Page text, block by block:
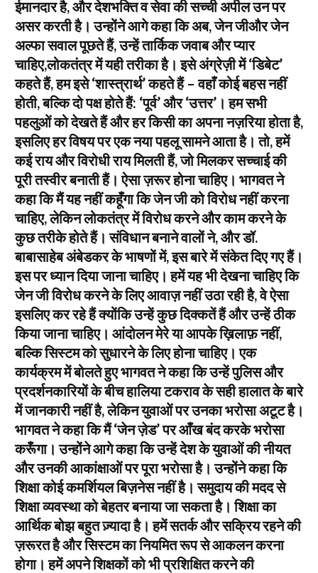
ईमानदार है, और देशभक्ति व सेवा की सच्ची अपील उन पर
असर करती है। उन्होंने आगे कहा कि अब, जेन जीऔर जेन
अल्फा सवाल पूछते हैं, उन्हें तार्किक जवाब और प्यार
चाहिए,लोकतंत्र में यही तरीका है। इसे अंग्रेज़ी में ‘डिबेट’
कहते हैं, हम इसे ‘शास्त्रार्थ’ कहते हैं – वहाँ कोई बहस नहीं
होती, बल्कि दो पक्ष होते हैं: ‘पूर्व’ और ‘उत्तर’। हम सभी
पहलुओं को देखते हैं और हर किसी का अपना नज़रिया होता है,
इसलिए हर विषय पर एक नया पहलू सामने आता है। तो, हमें
कई राय और विरोधी राय मिलती हैं, जो मिलकर सच्चाई की
पूरी तस्वीर बनाती हैं। ऐसा ज़रूर होना चाहिए। भागवत ने
कहा कि मैं यह नहीं कहूँगा कि जेन जी को विरोध नहीं करना
चाहिए, लेकिन लोकतंत्र में विरोध करने और काम करने के
कुछ तरीके होते हैं। संविधान बनाने वालों ने, और डॉ.
बाबासाहेब अंबेडकर के भाषणों में, इस बारे में संकेत दिए गए हैं।
इस पर ध्यान दिया जाना चाहिए। हमें यह भी देखना चाहिए कि
जेन जी विरोध करने के लिए आवाज़ नहीं उठा रही है, वे ऐसा
इसलिए कर रहे हैं क्योंकि उन्हें कुछ दिक्कतें हैं और उन्हें ठीक
किया जाना चाहिए। आंदोलन मेरे या आपके ख़िलाफ़ नहीं,
बल्कि सिस्टम को सुधारने के लिए होना चाहिए। एक
कार्यक्रम में बोलते हुए भागवत ने कहा कि उन्हें पुलिस और
प्रदर्शनकारियों के बीच हालिया टकराव के सही हालात के बारे
में जानकारी नहीं है, लेकिन युवाओं पर उनका भरोसा अटूट है।
भागवत ने कहा कि मैं ‘जेन ज़ेड’ पर आँख बंद करके भरोसा
करूँगा। उन्होंने आगे कहा कि उन्हें देश के युवाओं की नीयत
और उनकी आकांक्षाओं पर पूरा भरोसा है। उन्होंने कहा कि
शिक्षा कोई कमर्शियल बिज़नेस नहीं है। समुदाय की मदद से
शिक्षा व्यवस्था को बेहतर बनाया जा सकता है। शिक्षा का
आर्थिक बोझ बहुत ज़्यादा है। हमें सतर्क और सक्रिय रहने की
ज़रूरत है और सिस्टम का नियमित रूप से आकलन करना
होगा। हमें अपने शिक्षकों को भी प्रशिक्षित करने की